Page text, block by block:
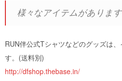
様々なアイテムがあります
RUN伴公式Tシャツなどのグッズは
す。(送料別)
http://dfshop.thebase.in/